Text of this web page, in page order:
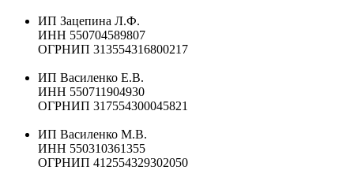
ИП Зацепина Л.Ф.
ИНН 550704589807
ОГРНИП 313554316800217
ИП Василенко Е.В.
ИНН 550711904930
ОГРНИП 317554300045821
ИП Василенко М.В.
ИНН 550310361355
ОГРНИП 412554329302050